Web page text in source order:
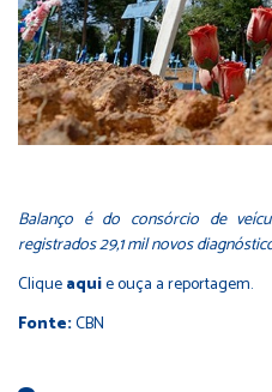
Balanço é do consórcio de
registrados 29,1 mil novos
Cliqueaquie ouça a reportagem.
Fonte:CBN